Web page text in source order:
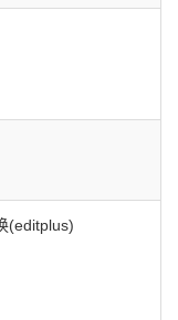
(editplus)